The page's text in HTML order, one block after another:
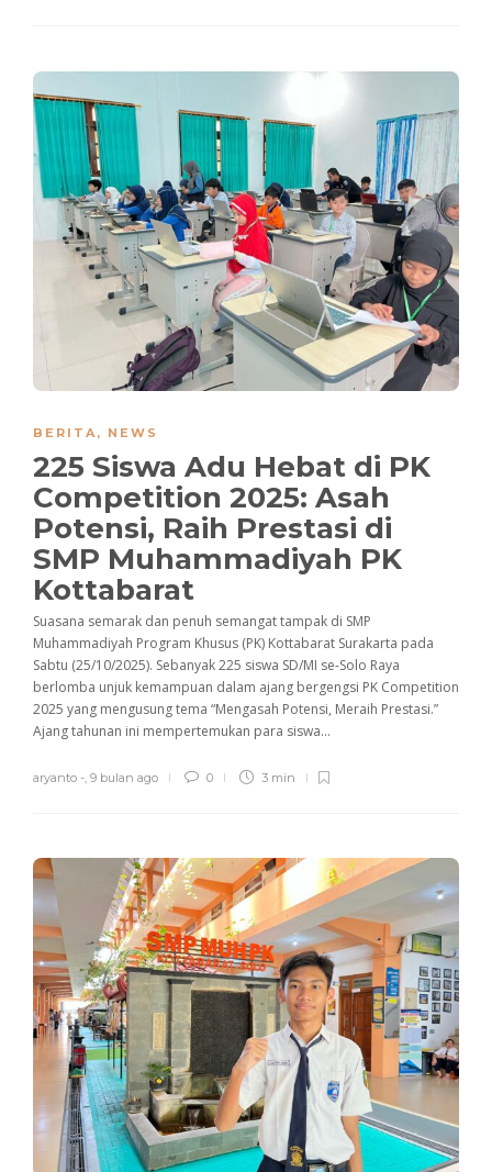
BERITA, NEWS
225 Siswa Adu Hebat di PK
Competition 2025: Asah
Potensi, Raih Prestasi di
SMP Muhammadiyah PK
Kottabarat
Suasana semarak dan penuh semangat tampak di SMP
Muhammadiyah Program Khusus (PK) Kottabarat Surakarta pada
Sabtu (25/10/2025). Sebanyak 225 siswa SD/MI se-Solo Raya
berlomba unjuk kemampuan dalam ajang bergengsi PK Competition
2025 yang mengusung tema “Mengasah Potensi, Meraih Prestasi.”
Ajang tahunan ini mempertemukan para siswa...
aryanto -, 9 bulan ago 0 3 min